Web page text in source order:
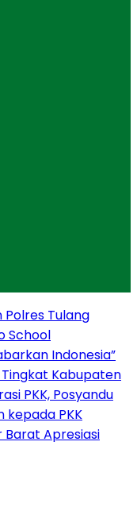
Tulang
School
Indonesia”
Kabupaten
PKK, Posyandu
kepada PKK
Barat Apresiasi